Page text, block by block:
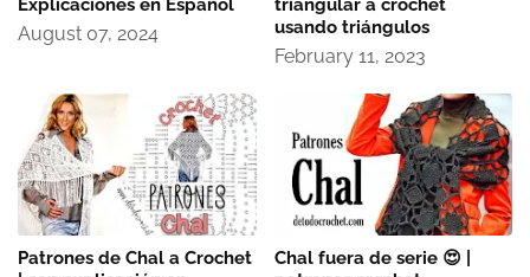
August 07, 2024
usando triángulos
February 11, 2023
Patrones de Chal a Crochet
Chal fuera de serie 😍 |